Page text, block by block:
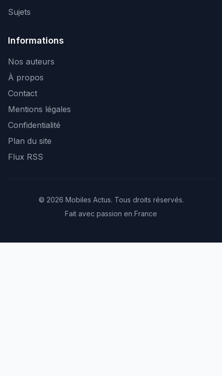
Sujets
Informations
Nos auteurs
À propos
Contact
Mentions légales
Confidentialité
Plan du site
Flux RSS
© 2026 Mobiles Actus. Tous droits réservés.
Fait avec passion en France